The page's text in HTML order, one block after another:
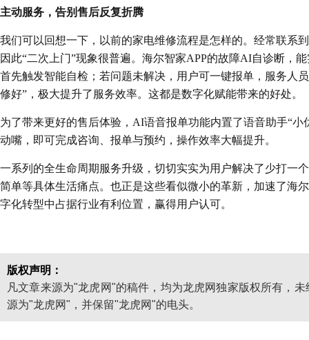
主动服务，告别售后反复折腾
我们可以回想一下，以前的家电维修流程是怎样的。经常联系
因此“二次上门”现象很普遍。海尔智家APP的故障AI自诊断，
首先触发智能自检；若问题未解决，用户可一键报单，服务人
修好”，极大提升了服务效率。这都是数字化赋能带来的好处。
为了带来更好的售后体验，AI语音报单功能内置了语音助手“
动嘴，即可完成咨询、报单与预约，操作效率大幅提升。
一系列的全生命周期服务升级，切切实实为用户解决了少打一
简单等具体生活痛点。也正是这些看似微小的革新，加速了海
字化转型中占据行业有利位置，赢得用户认可。
版权声明：
凡文章来源为"龙虎网"的稿件，均为龙虎网独家版权所有，
源为"龙虎网"，并保留"龙虎网"的电头。